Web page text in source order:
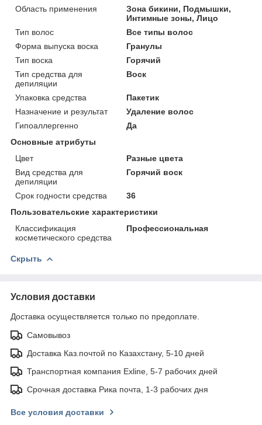
Область применения
Зона бикини, Подмышки,
Интимные зоны, Лицо
Тип волос
Все типы волос
Форма выпуска воска
Гранулы
Тип воска
Горячий
Тип средства для
депиляции
Воск
Упаковка средства
Пакетик
Назначение и результат
Удаление волос
Гипоаллергенно
Да
Основные атрибуты
Цвет
Разные цвета
Вид средства для
депиляции
Горячий воск
Срок годности средства
36
Пользовательские характеристики
Классификация
косметического средства
Профессиональная
Скрыть
Условия доставки
Доставка осуществляется только по предоплате.
Самовывоз
Доставка Каз.почтой по Казахстану, 5-10 дней
Транспортная компания Exline, 5-7 рабочих дней
Срочная доставка Рика почта, 1-3 рабочих дня
Все условия доставки